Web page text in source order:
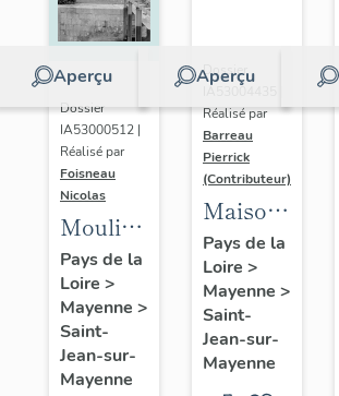
Aperçu
Dossier
IA53000512 |
Réalisé par
Foisneau
Nicolas
Moulin
à farine
puis
minoterie,
actuellement
maison
Pays de la
Loire >
Mayenne >
Saint-
Jean-sur-
Mayenne
Aperçu
Dossier
Réalisé par
Barreau
Pierrick
(Contributeur)
Maison
de
maître,
Chaffenay
Pays de la
Loire >
Mayenne >
Saint-
Jean-sur-
Mayenne